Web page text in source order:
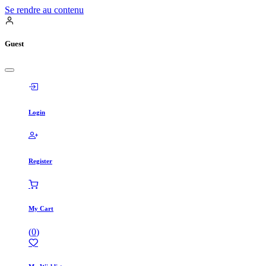
Se rendre au contenu
Guest
Login
Register
My Cart
(0)